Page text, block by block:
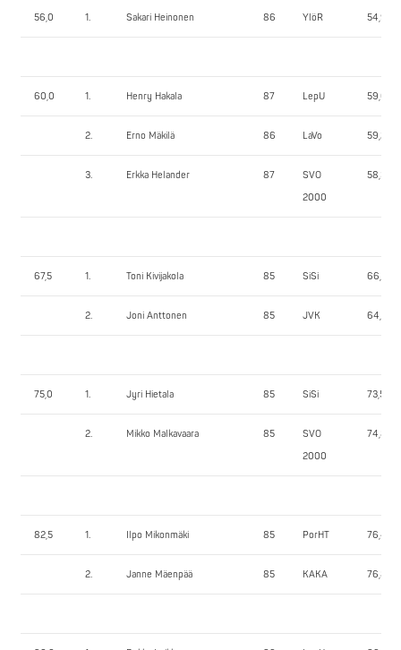
56,0 1. Sakari Heinonen 86 YlöR 54,95
60,0 1. Henry Hakala 87 LepU 59,65
2. Erno Mäkilä 86 LaVo 59,25
3. Erkka Helander 87
SVO
2000
58,30
67,5 1. Toni Kivijakola 85 SiSi 66,75
2. Joni Anttonen 85 JVK 64,85
75,0 1. Jyri Hietala 85 SiSi 73,50
2. Mikko Malkavaara 85
SVO
2000
74,85
82,5 1. Ilpo Mikonmäki 85 PorHT 76,40
2. Janne Mäenpää 85 KAKA 76,80